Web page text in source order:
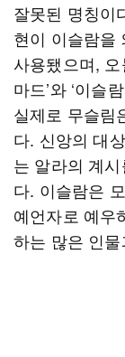
잘못된 명칭이
현이 이슬람을
사용됐으며,
마드’와 ‘이슬
실제로 무슬림
다. 신앙의 대
는 알라의 계
다. 이슬람은
예언자로 예우
하는 많은 인